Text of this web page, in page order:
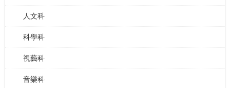
人文科
科學科
視藝科
音樂科